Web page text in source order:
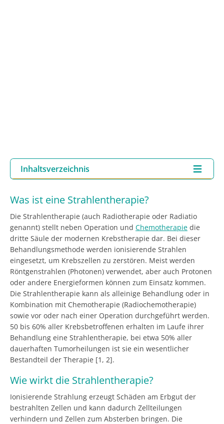
Inhaltsverzeichnis
Was ist eine Strahlentherapie?
Die Strahlentherapie (auch Radiotherapie oder Radiatio
genannt) stellt neben Operation und Chemotherapie die
dritte Säule der modernen Krebstherapie dar. Bei dieser
Behandlungsmethode werden ionisierende Strahlen
eingesetzt, um Krebszellen zu zerstören. Meist werden
Röntgenstrahlen (Photonen) verwendet, aber auch Protonen
oder andere Energieformen können zum Einsatz kommen.
Die Strahlentherapie kann als alleinige Behandlung oder in
Kombination mit Chemotherapie (Radiochemotherapie)
sowie vor oder nach einer Operation durchgeführt werden.
50 bis 60% aller Krebsbetroffenen erhalten im Laufe ihrer
Behandlung eine Strahlentherapie, bei etwa 50% aller
dauerhaften Tumorheilungen ist sie ein wesentlicher
Bestandteil der Therapie [1, 2].
Wie wirkt die Strahlentherapie?
Ionisierende Strahlung erzeugt Schäden am Erbgut der
bestrahlten Zellen und kann dadurch Zellteilungen
verhindern und Zellen zum Absterben bringen. Die